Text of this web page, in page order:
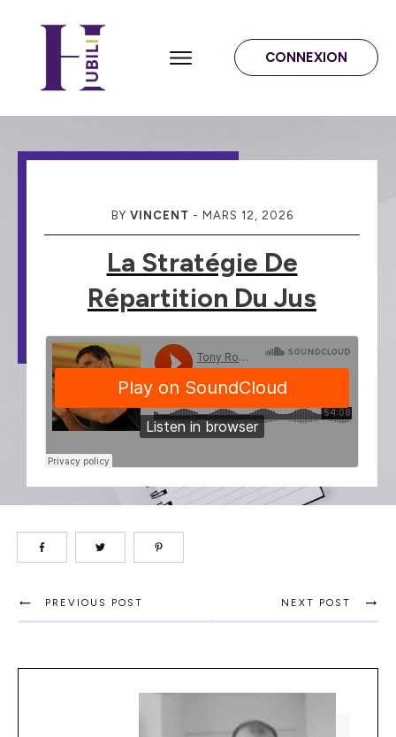
CONNEXION
BY VINCENT - MARS 12, 2026
La Stratégie De
Répartition Du Jus
PREVIOUS POST NEXT POST